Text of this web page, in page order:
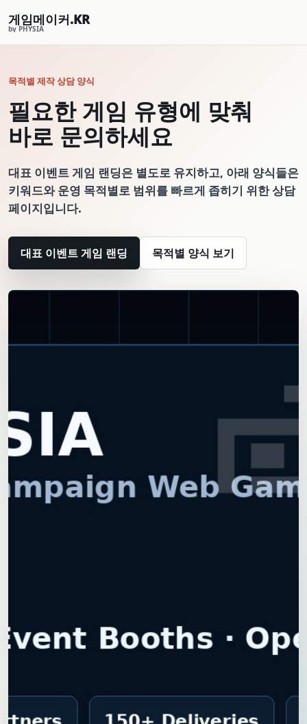
게임메이커.KR
by PHYSIA
목적별 제작 상담 양식
필요한 게임 유형에 맞춰
바로 문의하세요
대표 이벤트 게임 랜딩은 별도로 유지하고, 아래 양식들은
키워드와 운영 목적별로 범위를 빠르게 좁히기 위한 상담
페이지입니다.
대표 이벤트 게임 랜딩 목적별 양식 보기